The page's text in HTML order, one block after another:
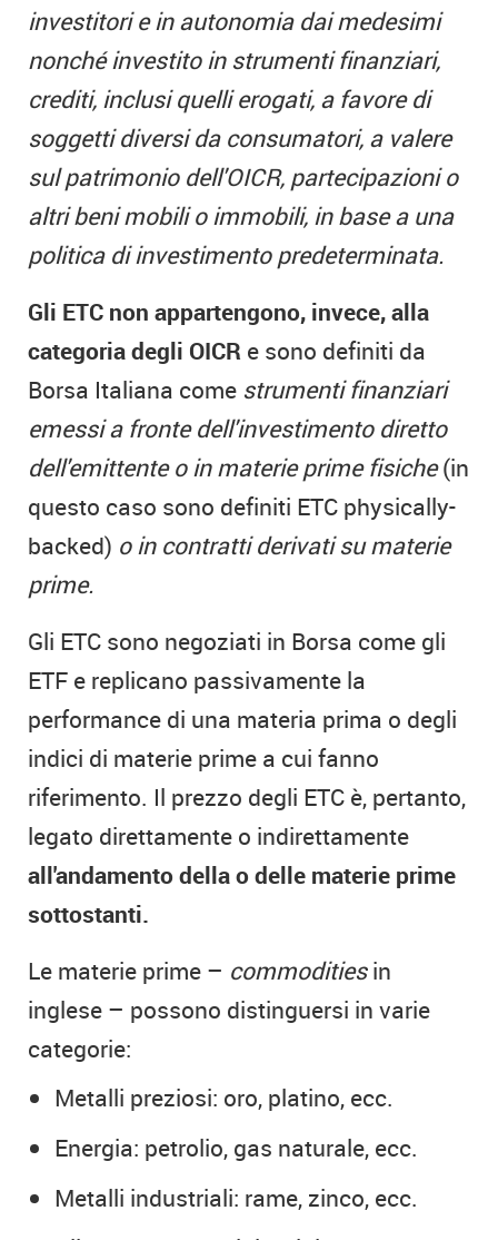
investitori e in autonomia dai medesimi
nonché investito in strumenti finanziari,
crediti, inclusi quelli erogati, a favore di
soggetti diversi da consumatori, a valere
sul patrimonio dell'OICR, partecipazioni o
altri beni mobili o immobili, in base a una
politica diinvestimento predeterminata.
Gli ETC non appartengono, invece, alla
categoria degli OICR e sono definiti da
Borsa Italiana come strumenti finanziari
emessi a fronte dell'investimento diretto
dell'emittente o in materie prime fisiche(in
questo caso sono definiti ETC physically-
backed) o in contratti derivati su materie
prime.
Gli ETC sono negoziati in Borsa come gli
ETF e replicano passivamente la
performance di una materia prima o degli
indici di materie prime a cui fanno
riferimento. Il prezzo degli ETC è, pertanto,
legato direttamente o indirettamente
all'andamento della o delle materie prime
sottostanti.
Le materie prime – commoditiesin
inglese – possono distinguersi in varie
categorie:
Metalli preziosi: oro, platino, ecc.
Energia: petrolio, gas naturale, ecc.
Metalli industriali: rame, zinco, ecc.